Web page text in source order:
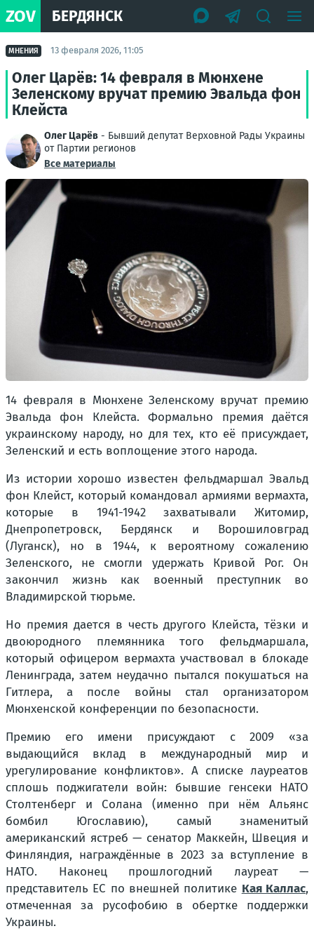
ZOV БЕРДЯНСК
МНЕНИЯ 13 февраля 2026, 11:05
Олег Царёв: 14 февраля в Мюнхене
Зеленскому вручат премию Эвальда фон
Клейста
Олег Царёв - Бывший депутат Верховной Рады Украины
от Партии регионов
Все материалы
14 февраля в Мюнхене Зеленскому вручат премию
Эвальда фон Клейста. Формально премия даётся
украинскому народу, но для тех, кто её присуждает,
Зеленский и есть воплощение этого народа.
Из истории хорошо известен фельдмаршал Эвальд
фон Клейст, который командовал армиями вермахта,
которые в 1941-1942 захватывали Житомир,
Днепропетровск, Бердянск и Ворошиловград
(Луганск), но в 1944, к вероятному сожалению
Зеленского, не смогли удержать Кривой Рог. Он
закончил жизнь как военный преступник во
Владимирской тюрьме.
Но премия дается в честь другого Клейста, тёзки и
двоюродного племянника того фельдмаршала,
который офицером вермахта участвовал в блокаде
Ленинграда, затем неудачно пытался покушаться на
Гитлера, а после войны стал организатором
Мюнхенской конференции по безопасности.
Премию его имени присуждают с 2009 «за
выдающийся вклад в международный мир и
урегулирование конфликтов». А списке лауреатов
сплошь поджигатели войн: бывшие генсеки НАТО
Столтенберг и Солана (именно при нём Альянс
бомбил Югославию), самый знаменитый
американский ястреб — сенатор Маккейн, Швеция и
Финляндия, награждённые в 2023 за вступление в
НАТО. Наконец прошлогодний лауреат —
представитель ЕС по внешней политике Кая Каллас,
отмеченная за русофобию в обертке поддержки
Украины.